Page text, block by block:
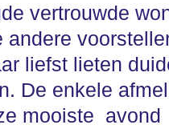
vertrouwde
andere
liefst lieten
De enkele
mooiste